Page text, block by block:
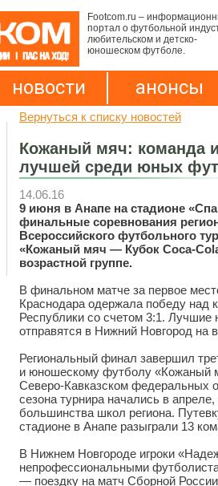
Footcom.ru –
портал о футбольной
любительском и детско-
юношеском футболе.
новости анонсы
Вернуться к списку новостей
Кожаный мяч: команда
лучшей среди юных
14.06.16
9 июня в Анапе на стадионе
финальные соревнования
Всероссийского футбольного
«Кожаный мяч — Кубок Coca-
возрастной группе.
В финальном матче за первое
Краснодара одержала победу над
Республики со счетом 3:1.
отправятся в Нижний Новгород на
Региональный финал завершил
и юношескому футболу «Кожаный
Северо-Кавказском федеральных
сезона турнира начались в
большинства школ региона.
стадионе в Анапе разыграли 13
В Нижнем Новгороде игроки
непрофессиональными
— поездку на матч Сборной